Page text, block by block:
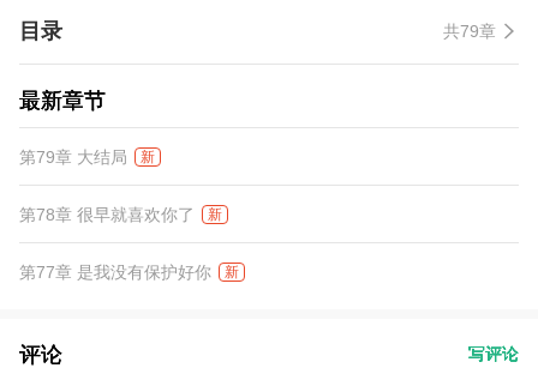
目录 共79章
最新章节
第79章 大结局 新
第78章 很早就喜欢你了 新
第77章 是我没有保护好你 新
评论 写评论